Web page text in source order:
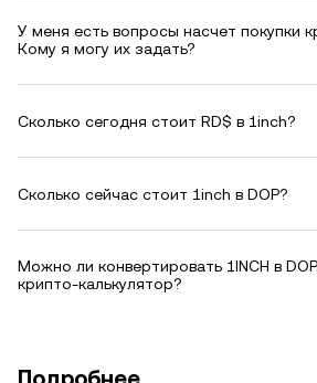
У меня есть вопросы насчет покупки
Кому я могу их задать?
Сколько сегодня стоит RD$ в 1inch?
Сколько сейчас стоит 1inch в DOP?
Можно ли конвертировать 1INCH в
крипто-калькулятор?